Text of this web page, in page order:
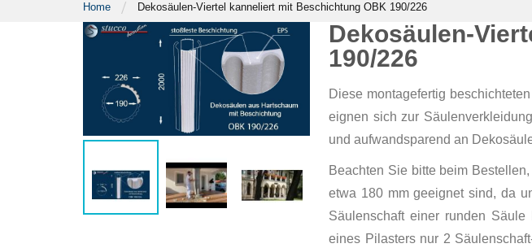
Home Dekosäulen-Viertel kanneliert mit Beschichtung OBK 190/226
Dekosäulen-
190/226
Diese montagefertig
eignen sich zur
und aufwandsparend an
Beachten Sie bitte beim
etwa 180 mm geeignet sind, da
Säulenschaft einer runden
eines Pilasters nur 2